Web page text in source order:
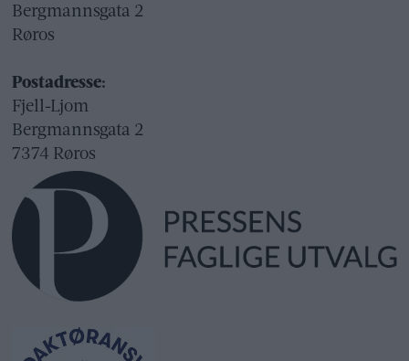
Bergmannsgata 2
Røros
Postadresse:
Fjell-Ljom
Bergmannsgata 2
7374 Røros